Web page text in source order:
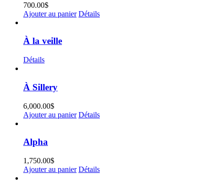
700.00$
Ajouter au panier Détails
À la veille
Détails
À Sillery
6,000.00$
Ajouter au panier Détails
Alpha
1,750.00$
Ajouter au panier Détails